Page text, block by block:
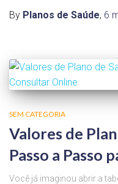
By Planos de Saúde, 6
SEM CATEGORIA
Valores de
Passo a Passo
Você já imaginou abrir a